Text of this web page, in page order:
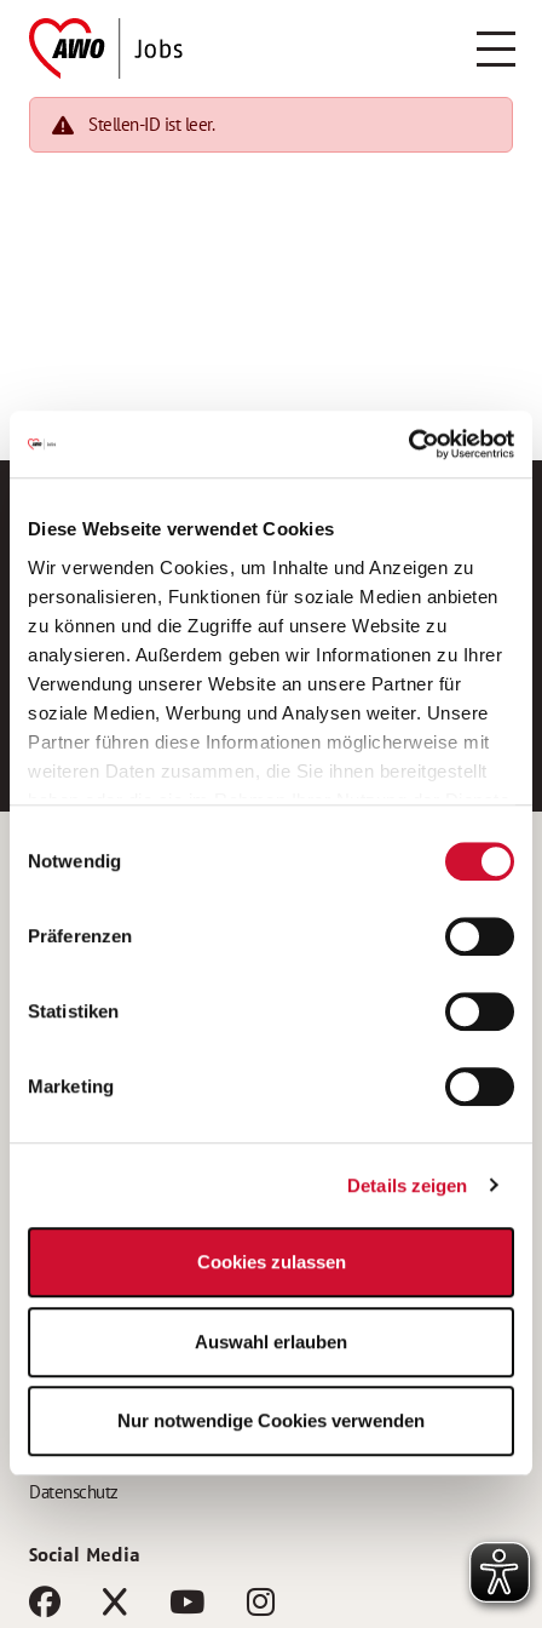
Diese Webseite verwendet Cookies
Wir verwenden Cookies, um Inhalte und Anzeigen zu
personalisieren, Funktionen für soziale Medien anbieten
zu können und die Zugriffe auf unsere Website zu
analysieren. Außerdem geben wir Informationen zu Ihrer
Verwendung unserer Website an unsere Partner für
soziale Medien, Werbung und Analysen weiter. Unsere
Partner führen diese Informationen möglicherweise mit
weiteren Daten zusammen, die Sie ihnen bereitgestellt
Wenn Sie auf „Cookies zulassen“ klicken, so stimmen
Sie der Speicherung sämtlicher Cookies zu. Sie können
Ihre Einwilligung selbstverständlich jederzeit widerrufen,
indem Sie die Cookie-Einstellungen aufrufen und diese
unsererDatenschutzerklärung
Notwendig
Präferenzen
Statistiken
Marketing
Details zeigen
Cookies zulassen
Auswahl erlauben
Nur notwendige Cookies verwenden
Stellen-ID ist leer.
Neue Stellen per E-Mail.
Ein kostenloser Service von AWO
Jobs.
E-Mail-Adresse eintragen
Betreiber der Webseite
Kantstraße 45a
(Ein Tochterunternehmen des AWO Bezirksverbandes Unterfranken
e.V.)
Bewerbung als Altenpflegehelfer*in
Bewerbung als Erzieher*in
AWO Gliederungen nach Bundesland
Impressum
Datenschutz
Social Media